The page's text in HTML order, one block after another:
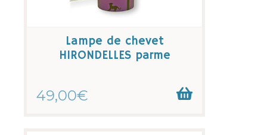
Lampe de chevet
HIRONDELLES parme
49,00€